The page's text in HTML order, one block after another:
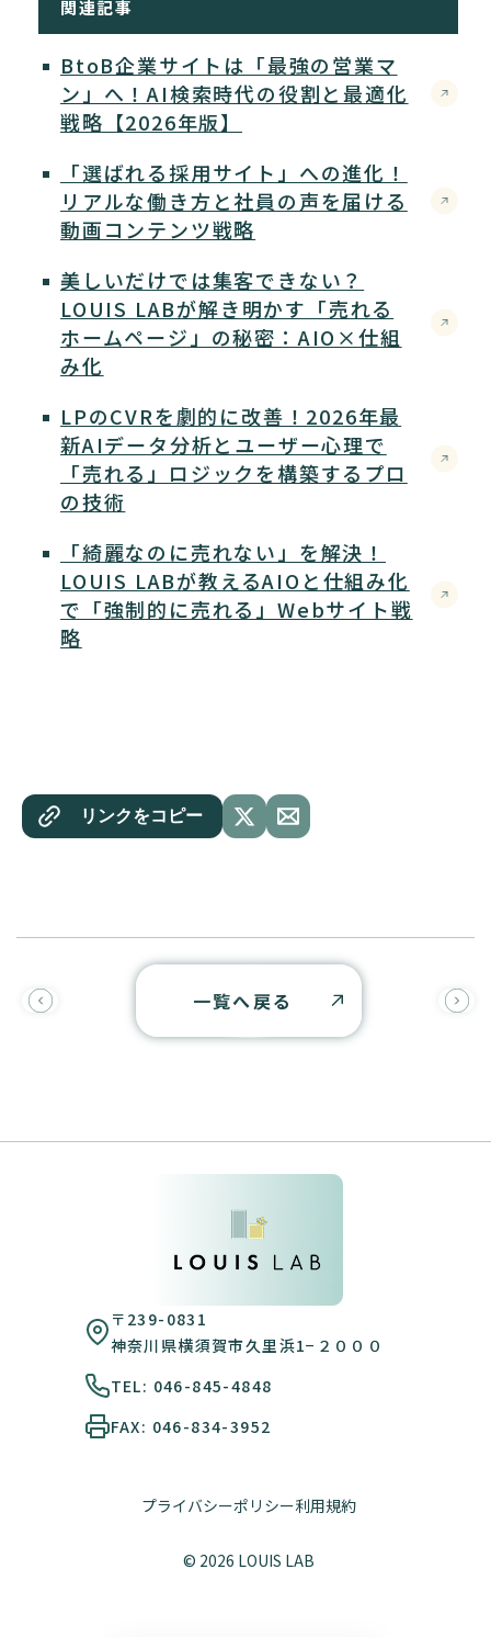
関連記事
BtoB企業サイトは「最強の営業マ
ン」へ！AI検索時代の役割と最適化
戦略【2026年版】
「選ばれる採用サイト」への進化！
リアルな働き方と社員の声を届ける
動画コンテンツ戦略
美しいだけでは集客できない？
LOUIS LABが解き明かす「売れる
ホームページ」の秘密：AIO×仕組
み化
LPのCVRを劇的に改善！2026年最
新AIデータ分析とユーザー心理で
「売れる」ロジックを構築するプロ
の技術
「綺麗なのに売れない」を解決！
LOUIS LABが教えるAIOと仕組み化
で「強制的に売れる」Webサイト戦
略
リンクをコピー
一覧へ戻る
〒239-0831
神奈川県横須賀市久里浜1−２０００
TEL: 046-845-4848
FAX: 046-834-3952
© 2026 LOUIS LAB
プライバシーポリシー利用規約